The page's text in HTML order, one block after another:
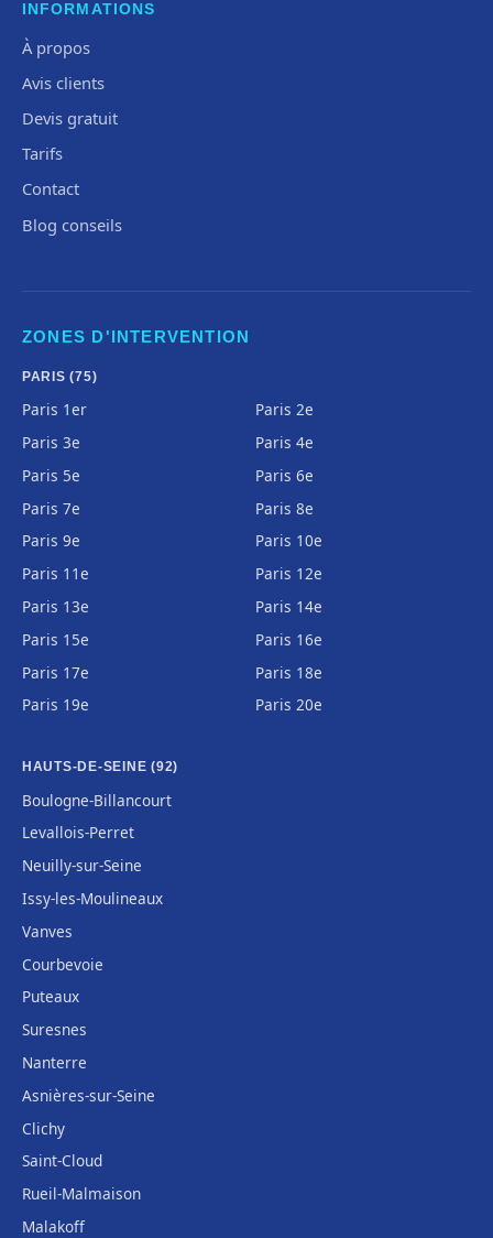
INFORMATIONS
À propos
Avis clients
Devis gratuit
Tarifs
Contact
Blog conseils
ZONES D'INTERVENTION
PARIS (75)
Paris 1er
Paris 2e
Paris 3e
Paris 4e
Paris 5e
Paris 6e
Paris 7e
Paris 8e
Paris 9e
Paris 10e
Paris 11e
Paris 12e
Paris 13e
Paris 14e
Paris 15e
Paris 16e
Paris 17e
Paris 18e
Paris 19e
Paris 20e
HAUTS-DE-SEINE (92)
Boulogne-Billancourt
Levallois-Perret
Neuilly-sur-Seine
Issy-les-Moulineaux
Vanves
Courbevoie
Puteaux
Suresnes
Nanterre
Asnières-sur-Seine
Clichy
Saint-Cloud
Rueil-Malmaison
Malakoff